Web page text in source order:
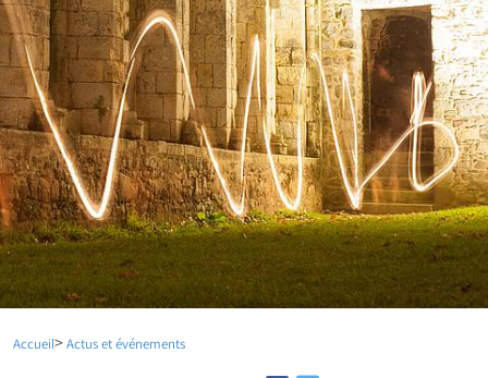
Accueil Actus et événements